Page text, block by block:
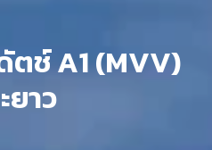
ช์ A1 (MVV)
ยาว